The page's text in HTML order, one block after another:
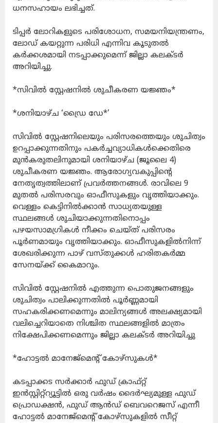
ധനസഹായം ലഭിച്ചത്.
ടിപ്പര്‍ ലോറികളുടെ പരിശോധന, സമയനിയന്ത്രണം,
ലോഡ് കയറ്റുന്ന പരിധി എന്നിവ കൂടുതല്‍
കര്‍ക്കശമായി നടപ്പാക്കുമെന്ന് ജില്ലാ കലക്ടര്‍
അറിയിച്ചു.
*സിവില്‍ സ്റ്റേഷനില്‍ ശുചീകരണ യജ്ഞം*
*ശനിയാഴ്ച ‘ഡ്രൈ ഡേ*’
സിവില്‍ സ്റ്റേഷനിലെയും പരിസരത്തെയും ശുചിത്വം
ഉറപ്പാക്കുന്നതിനും പകര്‍ച്ചവ്യാധികള്‍ക്കെതിരെ
മുന്‍കരുതലിനുമായി ശനിയാഴ്ച (ജൂലൈ 4)
ശുചീകരണ യജ്ഞം. ആരോഗ്യവകുപ്പിന്റെ
നേതൃത്വത്തിലാണ് പ്രവര്‍ത്തനങ്ങള്‍. രാവിലെ 9
മുതല്‍ പരിസരവും ഓഫീസുകളും വൃത്തിയാക്കും.
വെള്ളം കെട്ടിനില്‍ക്കാന്‍ സാധ്യതയുള്ള
സ്ഥലങ്ങള്‍ ശുചിയാക്കുന്നതിനൊപ്പം
പഴയസാമഗ്രികള്‍ നീക്കം ചെയ്ത് പരിസരം
പൂര്‍ണമായും വൃത്തിയാക്കും. ഓഫീസുകളില്‍നിന്ന്
ശേഖരിക്കുന്ന പാഴ് വസ്തുക്കള്‍ ഹരിതകര്‍മ്മ
സേനയ്ക്ക് കൈമാറും.
സിവില്‍ സ്റ്റേഷനില്‍ എത്തുന്ന പൊതുജനങ്ങളും
ശുചിത്വം പാലിക്കുന്നതില്‍ പൂര്‍ണ്ണമായി
സഹകരിക്കണമെന്നും മാലിന്യങ്ങള്‍ അലക്ഷ്യമായി
വലിച്ചെറിയാതെ നിശ്ചിത സ്ഥലങ്ങളില്‍ മാത്രം
നിക്ഷേപിക്കണമെന്നും ജില്ലാ കലക്ടര്‍ അറിയിച്ചു
*ഹോട്ടല്‍ മാനേജ്മെന്റ് കോഴ്സുകള്‍*
കടപ്പാക്കട സര്‍ക്കാര്‍ ഫുഡ് ക്രാഫ്റ്റ്
ഇന്‍സ്റ്റിറ്റ്റ്യൂട്ടില്‍ ഒരു വര്‍ഷം ദൈര്‍ഘ്യമുള്ള ഫുഡ്
പ്രൊഡക്ഷന്‍, ഫുഡ് ആന്‍ഡ് ബെവറെജസ് എന്നീ
ഹോട്ടല്‍ മാനേജ്മെന്റ് കോഴ്സുകളില്‍ സീറ്റ്